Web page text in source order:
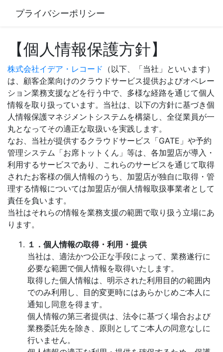
プライバシーポリシー
【個人情報保護方針】
株式会社イデア・レコード （以下、「当社」といいます）
は、顧客企業向けのクラウドサービス提供およびオペレー
ション業務支援などを行う中で、多様な経路を通じて個人
情報を取り扱っています。当社は、以下の方針に基づき個
人情報保護マネジメントシステムを構築し、全従業員が一
丸となってその適正な取扱いを実践します。
なお、当社が提供するクラウドサービス「GATE」や予約
管理システム「お席トットくん」等は、各加盟店が導入・
利用するサービスであり、これらのサービスを通じて取得
されたお客様の個人情報のうち、加盟店が独自に取得・管
理する情報については加盟店が個人情報取扱事業者として
責任を負います。
当社はそれらの情報を業務支援の範囲で取り扱う立場にあ
ります。
１．個人情報の取得・利用・提供
当社は、適法かつ公正な手段によって、業務遂行に
必要な範囲で個人情報を取得いたします。
取得した個人情報は、明示された利用目的の範囲内
でのみ利用し、目的変更時にはあらかじめご本人に
通知し同意を得ます。
個人情報の第三者提供は、法令に基づく場合および
業務委託先を除き、原則としてご本人の同意なしに
行いません。